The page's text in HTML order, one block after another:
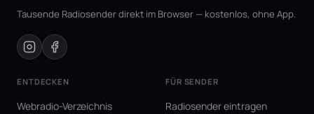
Tausende Radiosender direkt im Browser — kostenlos, ohne App.
ENTDECKEN
Webradio-Verzeichnis
FÜR SENDER
Radiosender eintragen